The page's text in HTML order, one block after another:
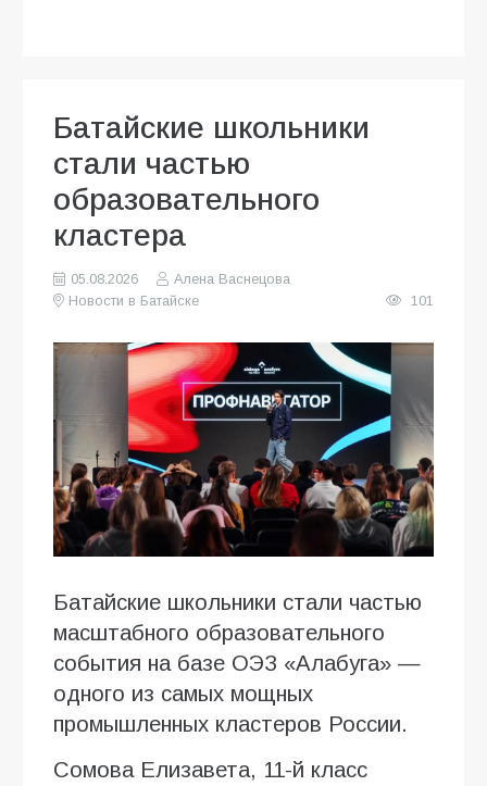
Батайские школьники
стали частью
образовательного
кластера
05.08.2026
Алена Васнецова
Новости в Батайске
101
Батайские школьники стали частью
масштабного образовательного
события на базе ОЭЗ «Алабуга» —
одного из самых мощных
промышленных кластеров России.
Сомова Елизавета, 11-й класс